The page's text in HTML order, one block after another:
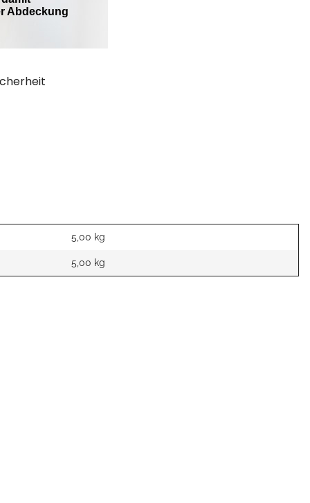
5,00 kg
5,00 kg